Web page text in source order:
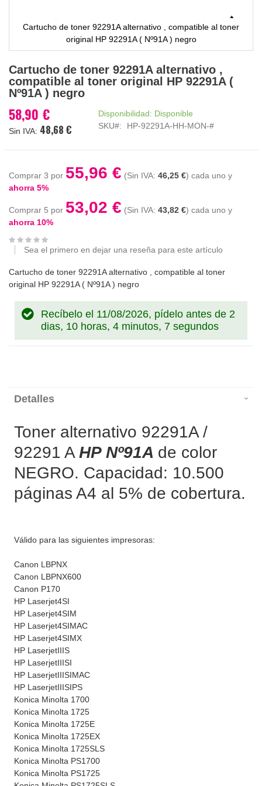
Cartucho de toner 92291A alternativo , compatible al toner
original HP 92291A ( Nº91A ) negro
al
comienzo
de
galería
de
Cartucho de toner 92291A alternativo ,
compatible al toner original HP 92291A (
Nº91A ) negro
58,90 €
48,68 €
Disponibilidad: Disponible
SKU
HP-92291A-HH-MON-#
Comprar 3 por 55,96 € 46,25 € cada uno y
ahorra 5%
Comprar 5 por 53,02 € 43,82 € cada uno y
ahorra 10%
Sea el primero en dejar una reseña para este artículo
Cartucho de toner 92291A alternativo , compatible al toner
original HP 92291A ( Nº91A ) negro
Recíbelo el 11/08/2026, pídelo antes de 2
dias, 10 horas, 4 minutos, 7 segundos
Detalles
Toner alternativo 92291A /
92291 AHP Nº91A de color
NEGRO. Capacidad: 10.500
páginas A4 al 5% de cobertura.
Válido para las siguientes impresoras:
Canon LBPNX
Canon LBPNX600
Canon P170
HP Laserjet4SI
HP Laserjet4SIM
HP Laserjet4SIMAC
HP Laserjet4SIMX
HP LaserjetIIIS
HP LaserjetIIISI
HP LaserjetIIISIMAC
HP LaserjetIIISIPS
Konica Minolta 1700
Konica Minolta 1725
Konica Minolta 1725E
Konica Minolta 1725EX
Konica Minolta 1725SLS
Konica Minolta PS1700
Konica Minolta PS1725